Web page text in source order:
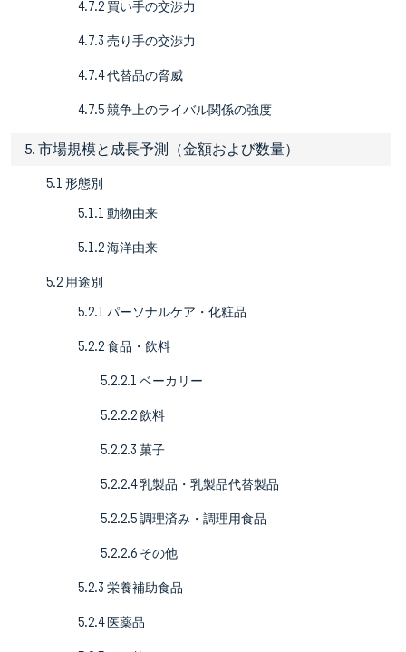
4.7.2 買い手の交渉力
4.7.3 売り手の交渉力
4.7.4 代替品の脅威
4.7.5 競争上のライバル関係の強度
5. 市場規模と成長予測（金額および数量）
5.1 形態別
5.1.1 動物由来
5.1.2 海洋由来
5.2 用途別
5.2.1 パーソナルケア・化粧品
5.2.2 食品・飲料
5.2.2.1 ベーカリー
5.2.2.2 飲料
5.2.2.3 菓子
5.2.2.4 乳製品・乳製品代替製品
5.2.2.5 調理済み・調理用食品
5.2.2.6 その他
5.2.3 栄養補助食品
5.2.4 医薬品